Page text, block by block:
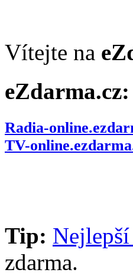
Vítejte na
eZdarma.cz:
Radia-
TV-
Tip:
zdarma.